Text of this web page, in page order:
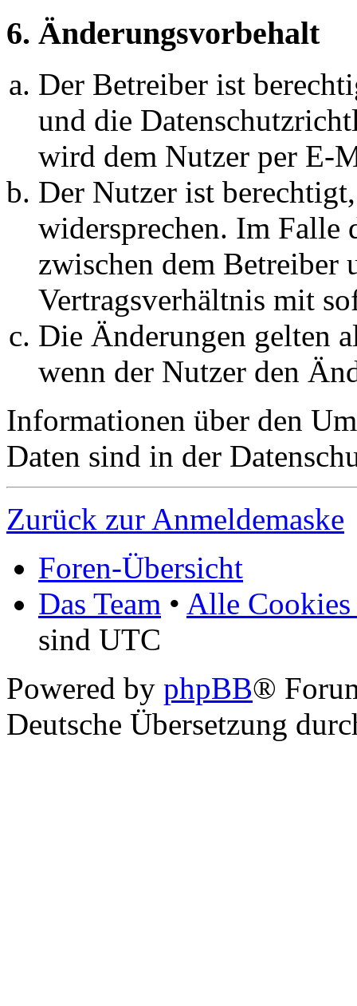
6. Änderungsvorbehalt
Der Betreiber ist
und die
wird dem Nutzer per E-
Der Nutzer ist
widersprechen. Im Falle
zwischen dem Betreiber
Vertragsverhältnis mit
Die Änderungen gelten
wenn der Nutzer den
Informationen über den
Daten sind in der
Zurück zur Anmeldemaske
Foren-Übersicht
Das Team • Alle Cookies
sind UTC
Powered by phpBB®
Deutsche Übersetzung